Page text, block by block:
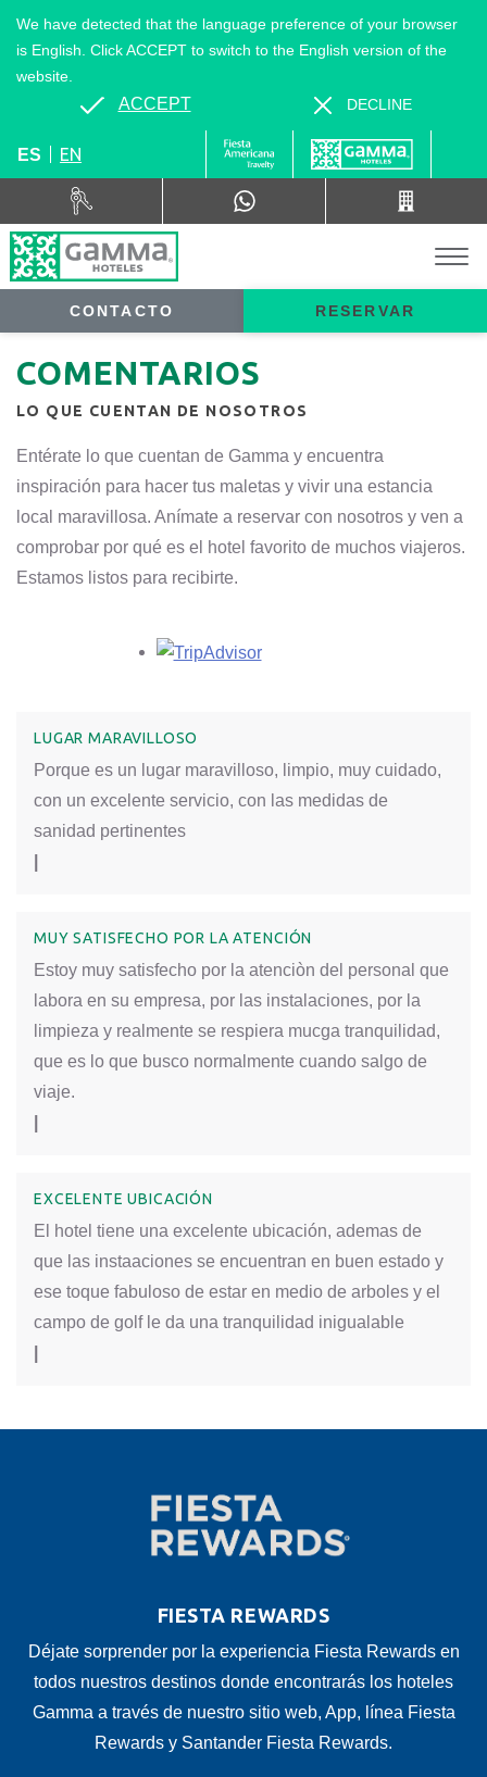
ES EN
CONTACTO RESERVAR
We have detected that the language preference of your browser
is English. Click ACCEPT to switch to the English version of the
website.
ACCEPT DECLINE
COMENTARIOS
LO QUE CUENTAN DE NOSOTROS
Entérate lo que cuentan de Gamma y encuentra
inspiración para hacer tus maletas y vivir una estancia
local maravillosa. Anímate a reservar con nosotros y ven a
comprobar por qué es el hotel favorito de muchos viajeros.
Estamos listos para recibirte.
Opens in a new tab.
LUGAR MARAVILLOSO
Porque es un lugar maravilloso, limpio, muy cuidado,
con un excelente servicio, con las medidas de
sanidad pertinentes
MUY SATISFECHO POR LA ATENCIÓN
Estoy muy satisfecho por la atenciòn del personal que
labora en su empresa, por las instalaciones, por la
limpieza y realmente se respiera mucga tranquilidad,
que es lo que busco normalmente cuando salgo de
viaje.
EXCELENTE UBICACIÓN
El hotel tiene una excelente ubicación, ademas de
que las instaaciones se encuentran en buen estado y
ese toque fabuloso de estar en medio de arboles y el
campo de golf le da una tranquilidad inigualable
FIESTA REWARDS
Déjate sorprender por la experiencia Fiesta Rewards en
todos nuestros destinos donde encontrarás los hoteles
Gamma a través de nuestro sitio web, App, línea Fiesta
Rewards y Santander Fiesta Rewards.